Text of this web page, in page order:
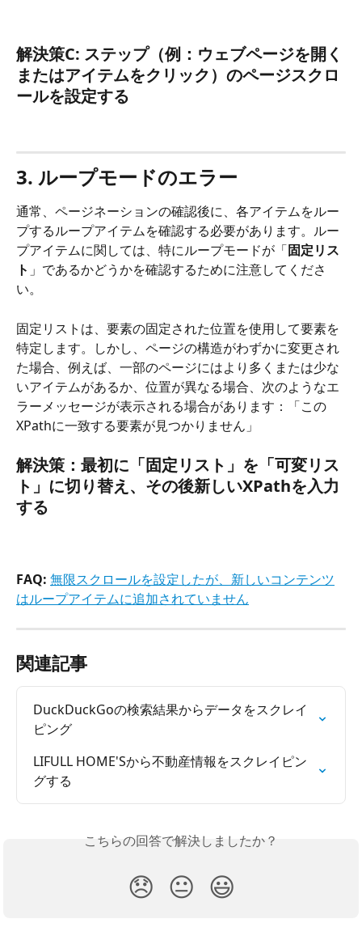
解決策C: ステップ（例：ウェブページを開く
またはアイテムをクリック）のページスクロ
ールを設定する
3. ループモードのエラー
通常、ページネーションの確認後に、各アイテムをルー
プするループアイテムを確認する必要があります。ルー
プアイテムに関しては、特にループモードが「固定リス
ト 」であるかどうかを確認するために注意してくださ
い。
固定リストは、要素の固定された位置を使用して要素を
特定します。しかし、ページの構造がわずかに変更され
た場合、例えば、一部のページにはより多くまたは少な
いアイテムがあるか、位置が異なる場合、次のようなエ
ラーメッセージが表示される場合があります：「この
XPathに一致する要素が見つかりません」
解決策：最初に「固定リスト」を「可変リス
ト」に切り替え、その後新しいXPathを入力
する
FAQ: 無限スクロールを設定したが、新しいコンテンツ
はループアイテムに追加されていません
関連記事
DuckDuckGoの検索結果からデータをスクレイ
ピング
LIFULL HOME'Sから不動産情報をスクレイピン
グする
こちらの回答で解決しましたか？
😞 😐 😃